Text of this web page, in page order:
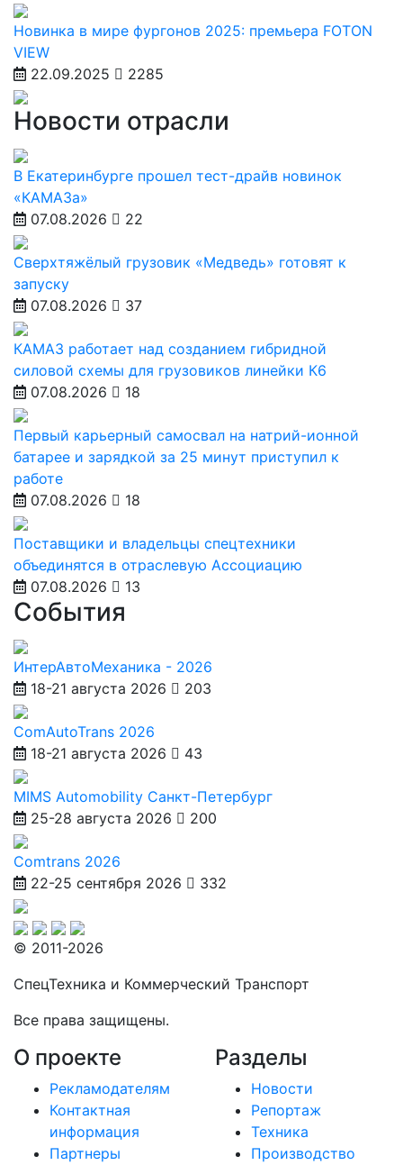
Новинка в мире фургонов 2025: премьера FOTON
VIEW
22.09.2025
2285
Новости отрасли
В Екатеринбурге прошел тест-драйв новинок
«КАМАЗа»
07.08.2026
22
Сверхтяжёлый грузовик «Медведь» готовят к
запуску
07.08.2026
37
КАМАЗ работает над созданием гибридной
силовой схемы для грузовиков линейки К6
07.08.2026
18
Первый карьерный самосвал на натрий-ионной
батарее и зарядкой за 25 минут приступил к
работе
07.08.2026
18
Поставщики и владельцы спецтехники
объединятся в отраслевую Ассоциацию
07.08.2026
13
События
ИнтерАвтоМеханика - 2026
18-21 августа 2026
203
ComAutoTrans 2026
18-21 августа 2026
43
MIMS Automobility Санкт-Петербург
25-28 августа 2026
200
Comtrans 2026
22-25 сентября 2026
332
© 2011-2026
СпецТехника и Коммерческий Транспорт
Все права защищены.
О проекте
Рекламодателям
Контактная
информация
Партнеры
Разделы
Новости
Репортаж
Техника
Производство